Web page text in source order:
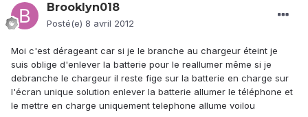
Brooklyn018
Posté(e) 8 avril 2012
Moi c'est dérageant car si je le branche au chargeur éteint je
suis oblige d'enlever la batterie pour le reallumer même si je
debranche le chargeur il reste fige sur la batterie en charge sur
l'écran unique solution enlever la batterie allumer le téléphone et
le mettre en charge uniquement telephone allume voilou